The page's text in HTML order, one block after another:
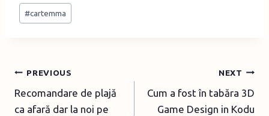
d
…
Post
Tags:
#cartemma
Post
navigation
PREVIOUS
Recomandare de plajă
ca afară dar la noi pe
NEXT
Cum a fost în tabăra 3D
Game Design in Kodu